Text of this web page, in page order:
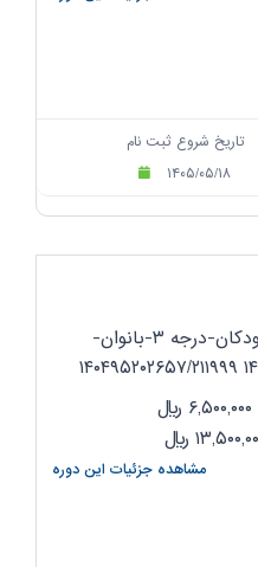
تاریخ شروع ثبت نام
۱۴۰۵/۰۵/۱۸
مربیگری-بازی و ورزش کودکان-درجه ۳-بانوان-
ریال
ریال
مشاهده جزئیات این دوره